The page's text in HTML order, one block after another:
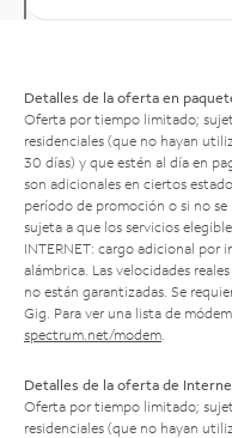
Detalles de la oferta en
Oferta por tiempo limitado;
residenciales (que no hayan
30 días) y que estén al día en
son adicionales en ciertos
período de promoción o si no
sujeta a que los servicios
INTERNET: cargo adicional por
alámbrica. Las velocidades
no están garantizadas. Se
Gig. Para ver una lista de
spectrum.net/modem
Detalles de la oferta de
Oferta por tiempo limitado;
residenciales (que no hayan